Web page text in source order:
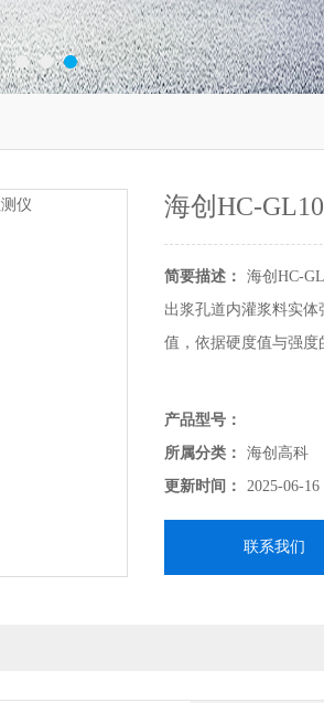
海创HC-
简要描述：
海创HC-
出浆孔道内灌浆料实
值，依据硬度值与强度
产品型号：
所属分类：
海创高科
更新时间：
2025-06-16
联系我们